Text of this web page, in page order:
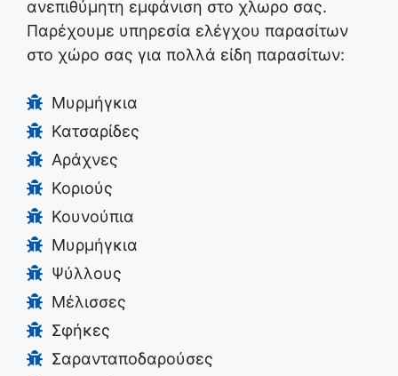
ανεπιθύμητη εμφάνιση στο χλωρο σας.
Παρέχουμε υπηρεσία ελέγχου παρασίτων
στο χώρο σας για πολλά είδη παρασίτων:
Μυρμήγκια
Κατσαρίδες
Αράχνες
Κοριούς
Κουνούπια
Μυρμήγκια
Ψύλλους
Μέλισσες
Σφήκες
Σαρανταποδαρούσες